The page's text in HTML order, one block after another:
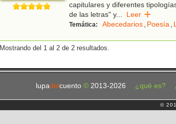
capitulares y diferentes
de las letras" y... Leer
Temática: Abecedarios, Poesía,
Mostrando del 1 al 2 de 2 resultados.
lupadel cuento © 2013-2026 ¿qué es?
©